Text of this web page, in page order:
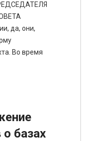
да, они,
Во время
базах